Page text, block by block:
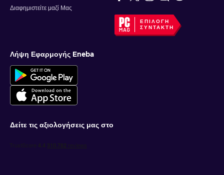
Διαφημιστείτε μαζί Μας
ΕΠΙΛΟΓΉ
ΣΥΝΤΆΚΤΗ
Λήψη Εφαρμογής Eneba
Δείτε τις αξιολογήσεις μας στο